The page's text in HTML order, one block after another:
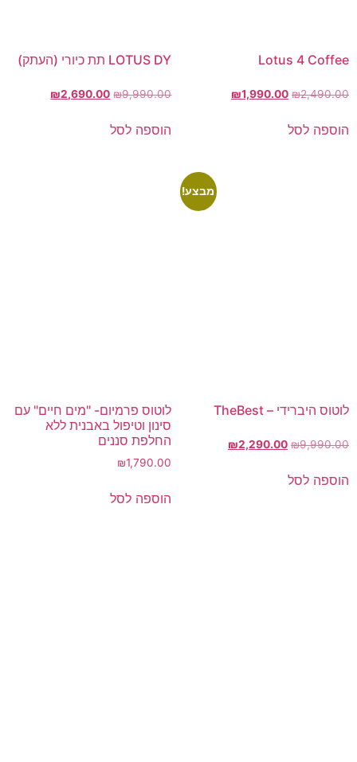
Lotus 4 Coffee
₪2,490.00
₪1,990.00
הוספה לסל
LOTUS DY תת כיורי (העתק)
₪9,990.00
₪2,690.00
הוספה לסל
מבצע!
לוטוס היברידי – TheBest
₪9,990.00
₪2,290.00
הוספה לסל
לוטוס פרמיום- "מים חיים" עם
סינון וטיפול באבנית ללא
החלפת סננים
₪1,790.00
הוספה לסל